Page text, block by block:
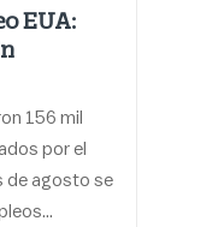
EUA:
156 mil
por el
de agosto se